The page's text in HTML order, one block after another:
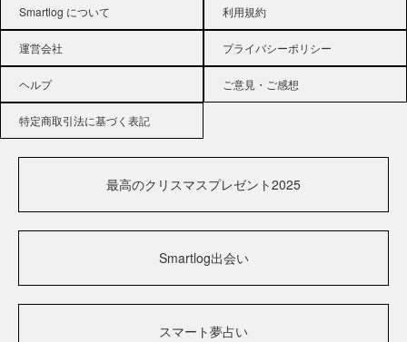
Smartlog について 利用規約
運営会社 プライバシーポリシー
ヘルプ ご意見・ご感想
特定商取引法に基づく表記
最高のクリスマスプレゼント2025
Smartlog出会い
スマート夢占い